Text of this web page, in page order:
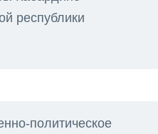
республики
политическое